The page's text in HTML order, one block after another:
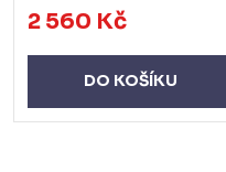
2 560 Kč
DO KOŠÍKU